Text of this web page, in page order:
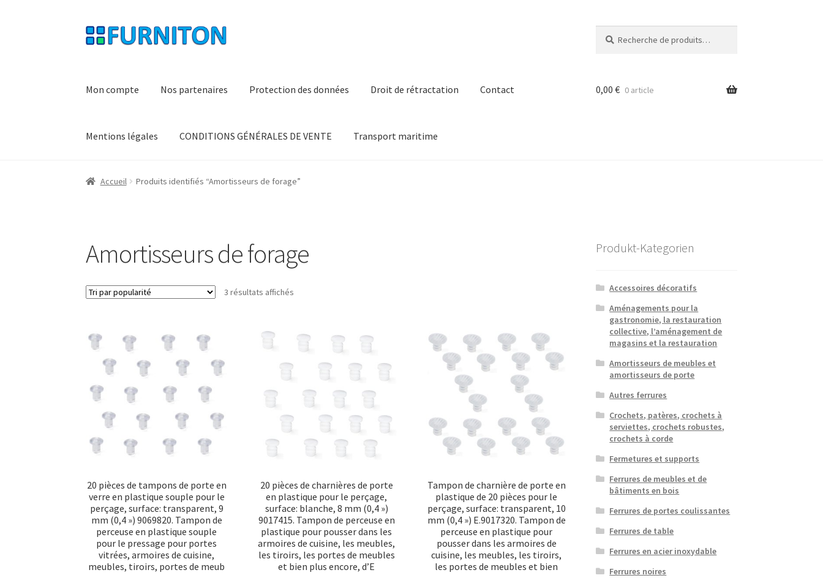
Aller
à
Aller
au
pour :
Mon compte Nos partenaires Protection des données Droit de rétractation Contact
Mentions légales CONDITIONS GÉNÉRALES DE VENTE Transport maritime
0,00 € 0 article
Accueil Produits identifiés “Amortisseurs de forage”
Amortisseurs de forage
3 résultats affichés
20 pièces de tampons de porte en
verre en plastique souple pour le
perçage, surface: transparent, 9
mm (0,4 ») 9069820. Tampon de
perceuse en plastique souple
pour le pressage pour portes
vitrées, armoires de cuisine,
meubles, tiroirs, portes de meub
20 pièces de charnières de porte
en plastique pour le perçage,
surface: blanche, 8 mm (0,4 »)
9017415. Tampon de perceuse en
plastique pour pousser dans les
armoires de cuisine, les meubles,
les tiroirs, les portes de meubles
et bien plus encore, d’E
Tampon de charnière de porte en
plastique de 20 pièces pour le
perçage, surface: transparent, 10
mm (0,4 ») E.9017320. Tampon de
perceuse en plastique pour
pousser dans les armoires de
cuisine, les meubles, les tiroirs,
les portes de meubles et bien
Produkt-Kategorien
Accessoires décoratifs
Aménagements pour la
gastronomie, la restauration
collective, l’aménagement de
magasins et la restauration
Amortisseurs de meubles et
amortisseurs de porte
Autres ferrures
Crochets, patères, crochets à
serviettes, crochets robustes,
crochets à corde
Fermetures et supports
Ferrures de meubles et de
bâtiments en bois
Ferrures de portes coulissantes
Ferrures de table
Ferrures en acier inoxydable
Ferrures noires